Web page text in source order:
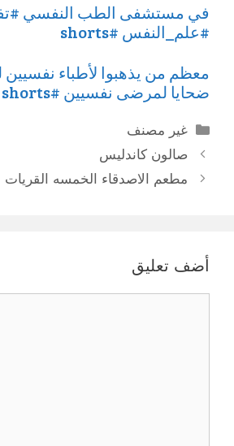
في مستشفى الطب النفسي
#علم_النفس #shorts
معظم من يذهبوا لأطباء
ضحايا لمرضى نفسيين #shorts
التصنيفات
غير مصنف
صالون كاندليس
مطعم الاصدقاء الخمسه القريات
أضف تعليق